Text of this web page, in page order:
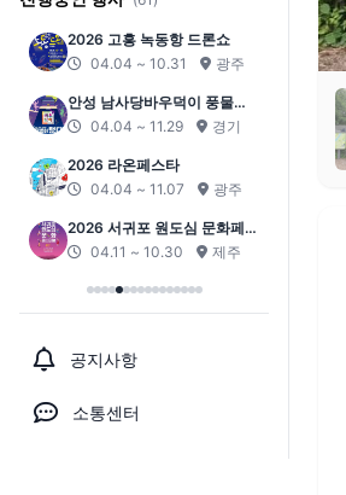
2026 고흥 녹동항 드론쇼
04.04 ~ 10.31
광주
안성 남사당바우덕이 풍물단
상설 공연 ‘곰뱅이텄다’
04.04 ~ 11.29 경기
2026 라온페스타
04.04 ~ 11.07
광주
2026 서귀포 원도심 문화페스
티벌04.11 ~ 10.30 제주
공지사항
소통센터